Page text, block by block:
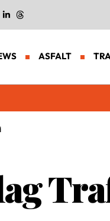
ASFALT
Genesis 2. Nowa